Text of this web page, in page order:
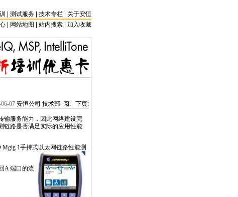
测试服务 技术专栏
关于安恒
| 网站地图 | 站内搜索 加入收藏
07 安恒公司 技术部 阅: 下页:
输服务能力，因此网络建设完
链路是否满足实际的应用性能
1手持式以太网链路性能测
A 端口的流